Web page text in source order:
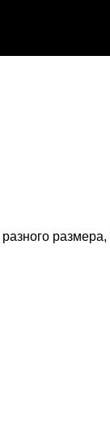
разного размера,